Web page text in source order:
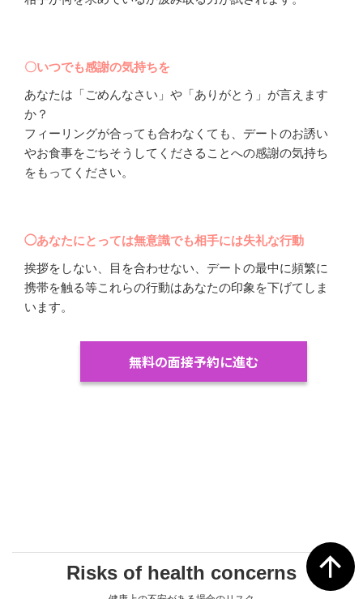
〇いつでも感謝の気持ちを
あなたは「ごめんなさい」や「ありがとう」が言えます
か？
フィーリングが合っても合わなくても、デートのお誘い
やお食事をごちそうしてくださることへの感謝の気持ち
をもってください。
◯あなたにとっては無意識でも相手には失礼な行動
挨拶をしない、目を合わせない、デートの最中に頻繁に
携帯を触る等これらの行動はあなたの印象を下げてしま
います。
無料の面接予約に進む
Risks of health concerns